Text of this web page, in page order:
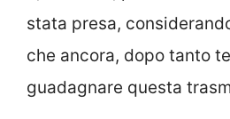
stata presa,
che ancora, dopo tanto
guadagnare questa